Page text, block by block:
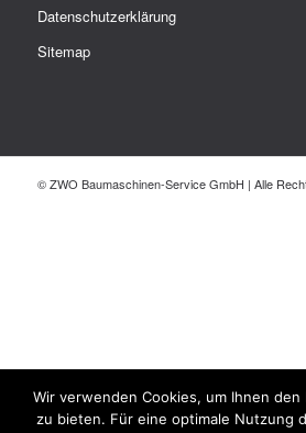
Datenschutzerklärung
Sitemap
© ZWO Baumaschinen-Service GmbH | Alle
Wir verwenden Cookies, um Ihnen
zu bieten. Für eine optimale Nutzung